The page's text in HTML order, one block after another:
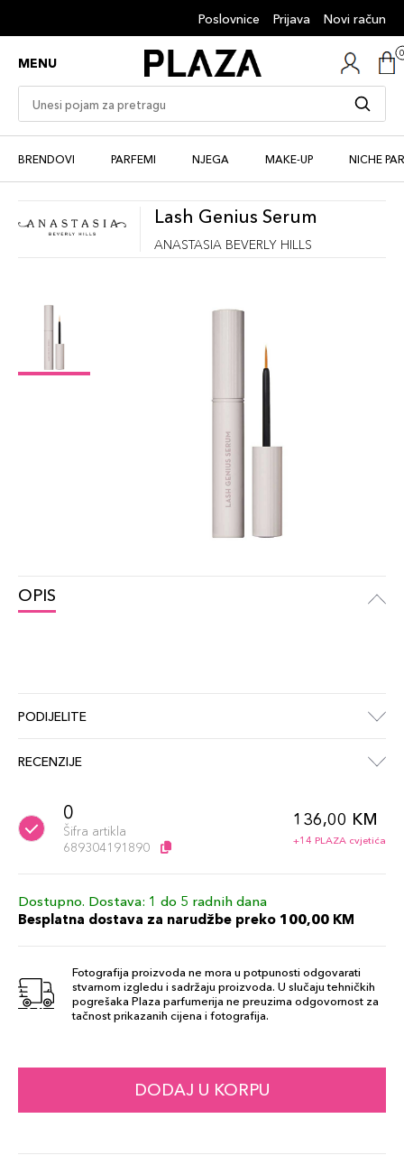
Poslovnice Prijava Novi račun
MENU
BRENDOVI PARFEMI NJEGA MAKE-UP NICHE
Lash Genius Serum
ANASTASIA BEVERLY HILLS
OPIS
PODIJELITE
RECENZIJE
0
Šifra artikla
689304191890
136,00 KM
+14 PLAZA cvjetića
Dostupno. Dostava: 1 do 5 radnih dana
Besplatna dostava za narudžbe preko 100,00 KM
Fotografija proizvoda ne mora u potpunosti odgovarati
stvarnom izgledu i sadržaju proizvoda. U slučaju tehničkih
pogrešaka Plaza parfumerija ne preuzima odgovornost za
tačnost prikazanih cijena i fotografija.
DODAJ U KORPU